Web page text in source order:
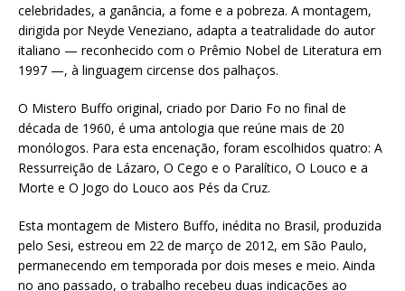
celebridades, a ganância, a fome e a pobreza. A montagem,
dirigida por Neyde Veneziano, adapta a teatralidade do autor
italiano — reconhecido com o Prêmio Nobel de Literatura em
1997 —, à linguagem circense dos palhaços.
O Mistero Buffo original, criado por Dario Fo no final de
década de 1960, é uma antologia que reúne mais de 20
monólogos. Para esta encenação, foram escolhidos quatro: A
Ressurreição de Lázaro, O Cego e o Paralítico, O Louco e a
Morte e O Jogo do Louco aos Pés da Cruz.
Esta montagem de Mistero Buffo, inédita no Brasil, produzida
pelo Sesi, estreou em 22 de março de 2012, em São Paulo,
permanecendo em temporada por dois meses e meio. Ainda
no ano passado, o trabalho recebeu duas indicações ao